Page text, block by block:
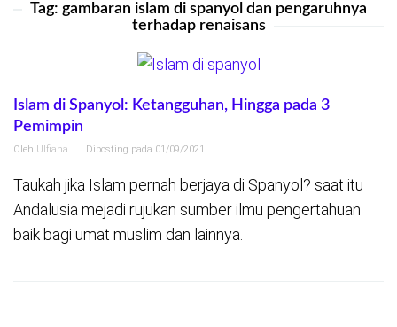
Tag: gambaran islam di spanyol dan pengaruhnya
terhadap renaisans
Islam di Spanyol: Ketangguhan, Hingga pada 3
Pemimpin
Oleh Ulfiana Diposting pada 01/09/2021
Taukah jika Islam pernah berjaya di Spanyol? saat itu
Andalusia mejadi rujukan sumber ilmu pengertahuan
baik bagi umat muslim dan lainnya.